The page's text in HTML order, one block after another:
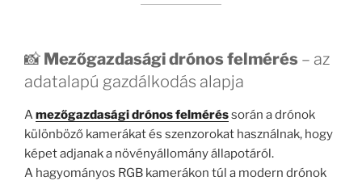
📸 Mezőgazdasági drónos felmérés – az
adatalapú gazdálkodás alapja
Amezőgazdasági drónos felméréssorán a drónok
különböző kamerákat és szenzorokat használnak, hogy
képet adjanak a növényállomány állapotáról.
A hagyományos RGB kamerákon túl a modern drónok